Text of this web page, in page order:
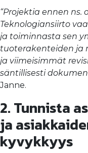
“Projektia ennen ns.
Teknologiansiirto
ja toiminnasta sen
tuoterakenteiden ja
ja viimeisimmät
säntillisesti
Janne.
2. Tunnista
ja
kyvykkyys